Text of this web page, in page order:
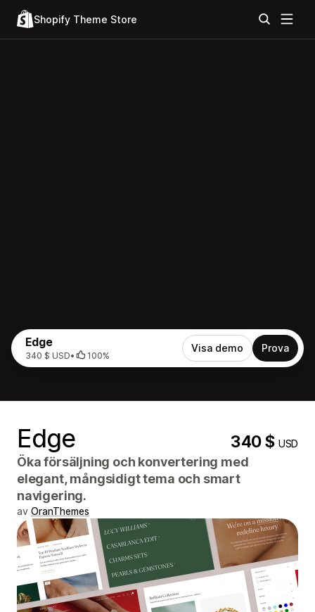
Shopify Theme Store
Edge
340 $ USD• 100%
Visa demo Prova
Edge 340 $USD
Öka försäljning och konvertering med
elegant, mångsidigt tema och smart
navigering.
av OranThemes